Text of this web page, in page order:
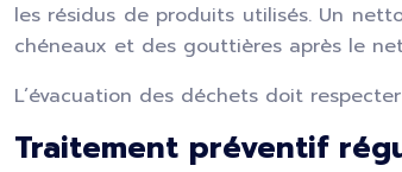
les résidus de produits utilisés. Un
chéneaux et des gouttières après le
L’évacuation des déchets doit
Traitement préventif